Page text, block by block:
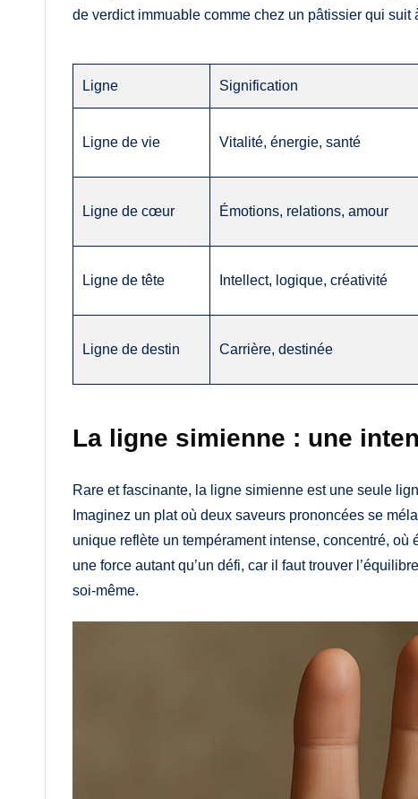
de verdict immuable comme chez un pâtissier qui suit
Ligne Signification
Ligne de vie Vitalité, énergie, santé
Ligne de cœur Émotions, relations, amour
Ligne de tête Intellect, logique, créativité
Ligne de destin Carrière, destinée
La ligne simienne : une
Rare et fascinante, la ligne simienne est une seule
Imaginez un plat où deux saveurs prononcées se
unique reflète un tempérament intense, concentré, où
une force autant qu’un défi, car il faut trouver
soi-même.